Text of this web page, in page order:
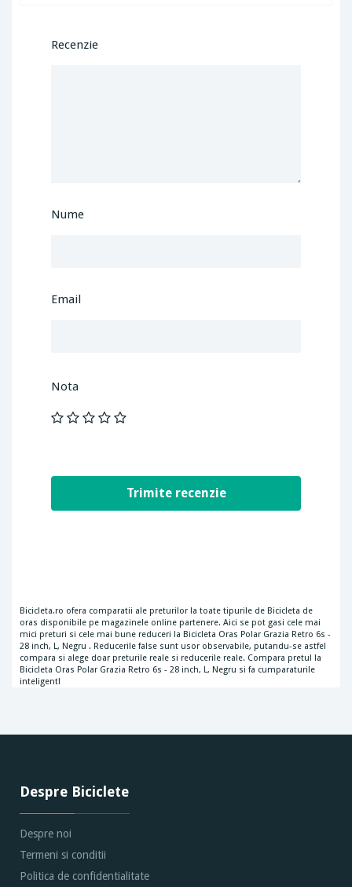
Recenzie
Nume
Email
Nota
Bicicleta.ro ofera comparatii ale preturilor la toate tipurile de Bicicleta de
oras disponibile pe magazinele online partenere. Aici se pot gasi cele mai
mici preturi si cele mai bune reduceri la Bicicleta Oras Polar Grazia Retro 6s -
28 inch, L, Negru . Reducerile false sunt usor observabile, putandu-se astfel
compara si alege doar preturile reale si reducerile reale. Compara pretul la
Bicicleta Oras Polar Grazia Retro 6s - 28 inch, L, Negru si fa cumparaturile
inteligent!
Despre Biciclete
Despre noi
Termeni si conditii
Politica de confidentialitate